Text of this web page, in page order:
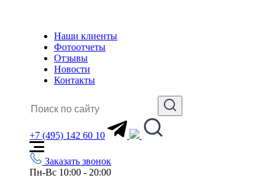
Наши клиенты
Фотоотчеты
Отзывы
Новости
Контакты
+7 (495) 142 60 10
Заказать звонок
Пн-Вс 10:00 - 20:00